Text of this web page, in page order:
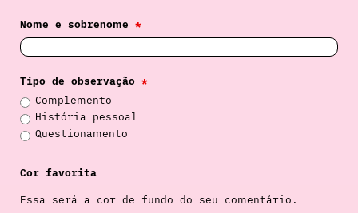
Nome e sobrenome *
Tipo de observação *
Complemento
História pessoal
Questionamento
Cor favorita
Essa será a cor de fundo do seu comentário.